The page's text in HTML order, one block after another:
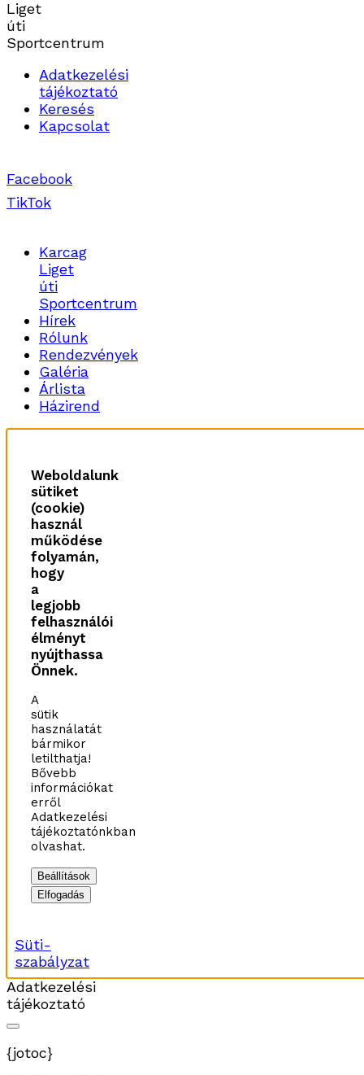
Liget
úti
Sportcentrum
Adatkezelési
tájékoztató
Keresés
Kapcsolat
Facebook
TikTok
Karcag
Liget
úti
Sportcentrum
Hírek
Rólunk
Rendezvények
Galéria
Árlista
Házirend
Weboldalunk
sütiket
(cookie)
használ
működése
folyamán,
hogy
a
legjobb
felhasználói
élményt
nyújthassa
Önnek.
A
sütik
használatát
bármikor
letilthatja!
Bővebb
információkat
erről
Adatkezelési
tájékoztatónkban
olvashat.
Beállítások
Elfogadás
Süti-
szabályzat
Adatkezelési
tájékoztató
{jotoc}